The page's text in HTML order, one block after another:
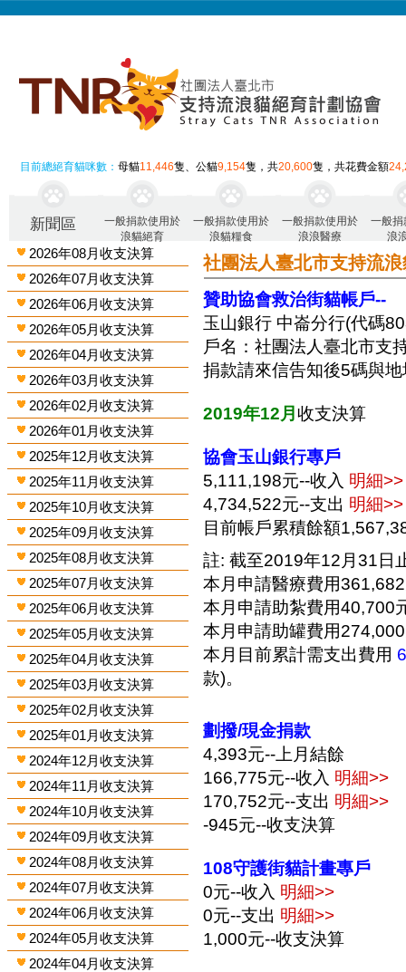
目前總絕育貓咪數：母貓11,446隻、公貓9,154隻，共20,600隻，共花費金額
新聞區
一般捐款使用於
浪貓絕育
一般捐款使用於
浪貓糧食
一般捐款使用於
浪浪醫療
一般捐
浪
2026年08月收支決算
2026年07月收支決算
2026年06月收支決算
2026年05月收支決算
2026年04月收支決算
2026年03月收支決算
2026年02月收支決算
2026年01月收支決算
2025年12月收支決算
2025年11月收支決算
2025年10月收支決算
2025年09月收支決算
2025年08月收支決算
2025年07月收支決算
2025年06月收支決算
2025年05月收支決算
2025年04月收支決算
2025年03月收支決算
2025年02月收支決算
2025年01月收支決算
2024年12月收支決算
2024年11月收支決算
2024年10月收支決算
2024年09月收支決算
2024年08月收支決算
2024年07月收支決算
2024年06月收支決算
2024年05月收支決算
2024年04月收支決算
社團法人臺北市支持流
贊助協會救治街貓帳戶--
玉山銀行 中崙分行(代碼
戶名：社團法人臺北市支
捐款請來信告知後5碼與
2019年12月收支決算
協會玉山銀行專戶
5,111,198元--收入 明細>>
4,734,522元--支出 明細>>
目前帳戶累積餘額
註: 截至2019年12月31日
本月申請醫療費用
本月申請助紮費用40,700
本月申請助罐費用
本月目前累計需支出費用
款)。
劃撥/現金捐款
4,393元--上月結餘
166,775元--收入 明細>>
170,752元--支出 明細>>
-945元--收支決算
108守護街貓計畫專戶
0元--收入 明細>>
0元--支出 明細>>
1,000元--收支決算